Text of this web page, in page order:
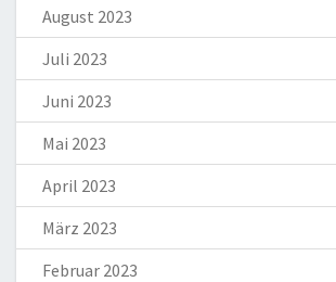
August 2023
Juli 2023
Juni 2023
Mai 2023
April 2023
März 2023
Februar 2023